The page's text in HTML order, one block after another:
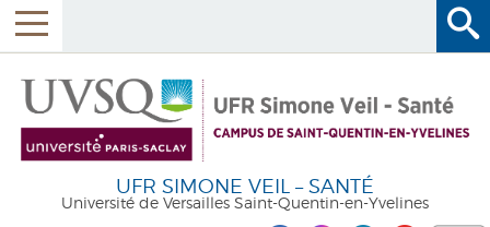
UFR SIMONE VEIL – SANTÉ
Université de Versailles Saint-Quentin-en-Yvelines